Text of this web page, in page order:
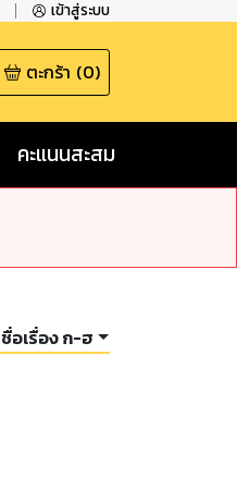
เข้าสู่ระบบ
ตะกร้า (0)
คะแนนสะสม
ชื่อเรื่อง ก-ฮ